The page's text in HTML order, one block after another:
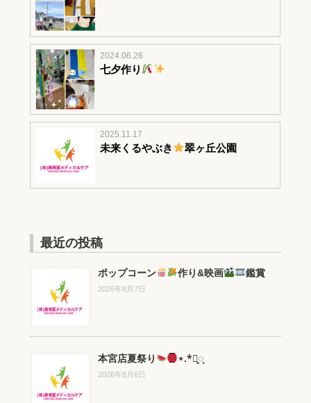
2024.06.26
七夕作り
2025.11.17
未来くるやぶき 翠ヶ丘公園
最近の投稿
ポップコーン 作り&映画 鑑賞
2026年8月7日
本宮店夏祭り ⋆.*⃝̥◌̥
2026年8月6日